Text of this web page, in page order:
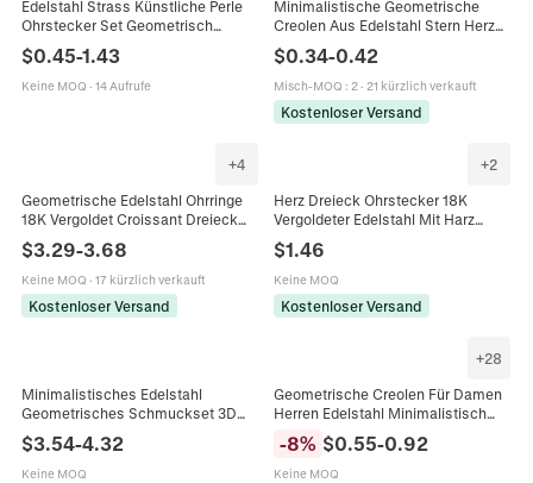
Edelstahl Strass Künstliche Perle
Ohrstecker Set Geometrisch
Mode Schmuck
$0.45-1.43
Keine MOQ · 14 Aufrufe
Minimalistische Geometrische
Creolen Aus Edelstahl Stern Herz
Unisex Schmuck
$0.34-0.42
Misch-MOQ : 2· 21 kürzlich verkauft
Kostenloser Versand
+4
Geometrische Edelstahl Ohrringe
18K Vergoldet Croissant Dreieck
Welle Texturiert Minimalistischer
Modeschmuck Für Damen
$3.29-3.68
Keine MOQ · 17 kürzlich verkauft
Kostenloser Versand
+2
Herz Dreieck Ohrstecker 18K
Vergoldeter Edelstahl Mit Harz
Strass Vintage Französischer INS
Stil Für Damen
$1.46
Keine MOQ
Kostenloser Versand
Minimalistisches Edelstahl
Geometrisches Schmuckset 3D
Dreieck Ohrstecker Und Choker
Halskette Für Damen Gold Silber
Schmuck
$3.54-4.32
Keine MOQ
+28
Geometrische Creolen Für Damen
Herren Edelstahl Minimalistisch
Herz Stern Quadrat Dreieck
Sechseck Punk Schmuck
-8% $0.55-0.92
Keine MOQ